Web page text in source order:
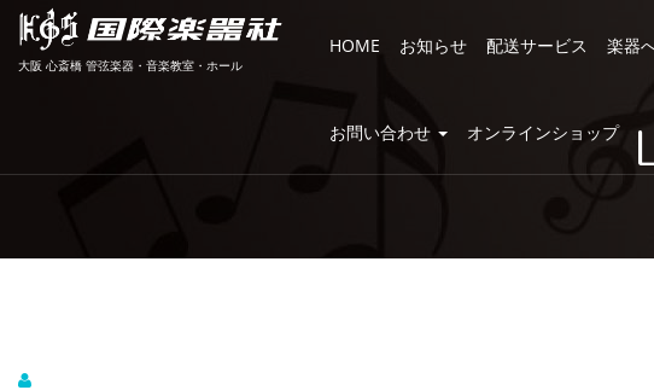
大阪 心斎橋 管弦楽器・音楽教室・ホール
HOME お知らせ 配送サービス 楽器
お問い合わせ オンラインショップ